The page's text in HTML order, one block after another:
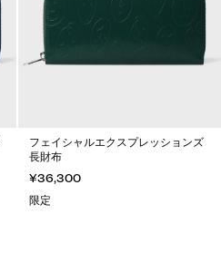
フェイシャルエクスプレッションズ
長財布
¥36,300
限定